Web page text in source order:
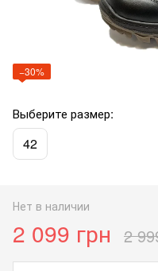
−30%
Выберите размер:
42
Нет в наличии
2 099 грн 2